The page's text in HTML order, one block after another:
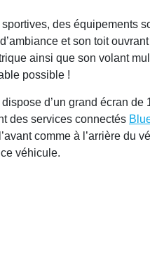
des équipements
et son toit
ainsi que son volant
possible !
d’un grand écran
des services connectés
comme à l’arrière
véhicule.